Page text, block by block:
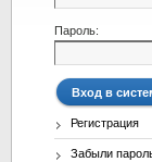
Пароль:
Регистрация
Забыли